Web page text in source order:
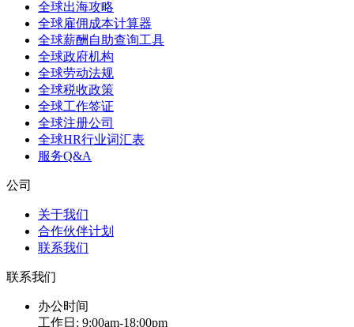
全球出海攻略
全球雇佣成本计算器
全球薪酬自助查询工具
全球政府机构
全球劳动法规
全球税收政策
全球工作签证
全球注册公司
全球HR行业词汇表
服务Q&A
公司
关于我们
合作伙伴计划
联系我们
联系我们
办公时间
工作日: 9:00am-18:00pm